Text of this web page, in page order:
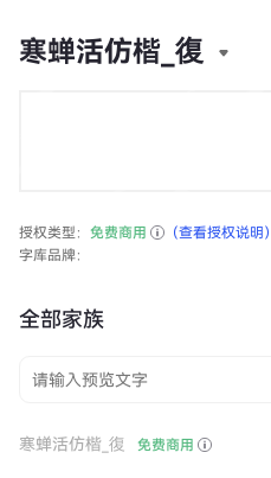
寒蝉活仿楷_復
授权类型： 免费商用
（查看授权说明）
字库品牌：
全部家族
寒蝉活仿楷_復 免费商用